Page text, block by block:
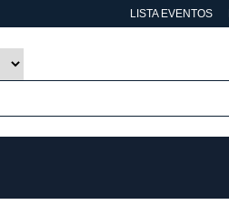
LISTA EVENTOS